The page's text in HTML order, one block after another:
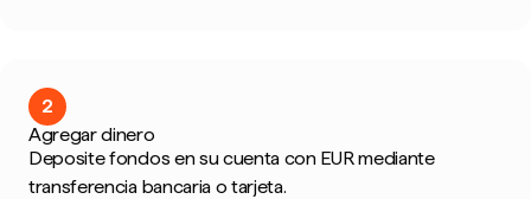
2
Agregar dinero
Deposite fondos en su cuenta con EUR mediante
transferencia bancaria o tarjeta.